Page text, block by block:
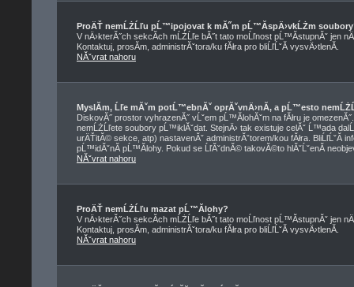
ProÄŤ nemĹŻĹľu pĹ™ipojovat k mĂ˝m pĹ™Ă­spÄ›vkĹŻm
V nÄ›kterĂ˝ch sekcĂ­ch mĹŻĹľe bĂ˝t tato moĹľnost pĹ™Ă­stupnĂˇ jen
Kontaktuj, prosĂ­m, administrĂˇtora/ku fĂłra pro bliĹľĹˇĂ­ vysvÄ›tlenĂ­.
NĂˇvrat nahoru
MyslĂ­m, Ĺľe mĂˇm potĹ™ebnĂˇ oprĂˇvnÄ›nĂ­, a pĹ™esto
DiskovĂ˝ prostor vyhrazenĂ˝ vĹˇem pĹ™Ă­lohĂˇm na fĂłru je
nemĹŻĹľete soubory pĹ™iklĂˇdat. StejnÄ› tak existuje celĂˇ Ĺ™ada
urÄŤitĂ© sekce, atp) nastavenĂˇ administrĂˇtorem/kou fĂłra. BliĹľĹˇĂ­
pĹ™idĂˇnĂ­ pĹ™Ă­lohy. Pokud se ĹľĂˇdnĂ© takovĂ©to hlĂˇĹˇenĂ­
NĂˇvrat nahoru
ProÄŤ nemĹŻĹľu mazat pĹ™Ă­lohy?
V nÄ›kterĂ˝ch sekcĂ­ch mĹŻĹľe bĂ˝t tato moĹľnost pĹ™Ă­stupnĂˇ jen
Kontaktuj, prosĂ­m, administrĂˇtora/ku fĂłra pro bliĹľĹˇĂ­ vysvÄ›tlenĂ­.
NĂˇvrat nahoru